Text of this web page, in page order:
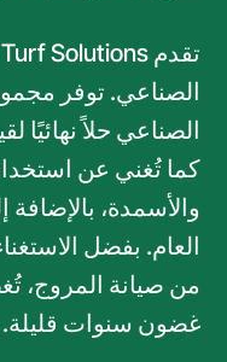
الصناعي. توفر
الصناعي حلاً نهائيًا
كما تُغني عن
والأسمدة،
العام. بفضل
من صيانة المروج،
غضون سنوات قليلة.